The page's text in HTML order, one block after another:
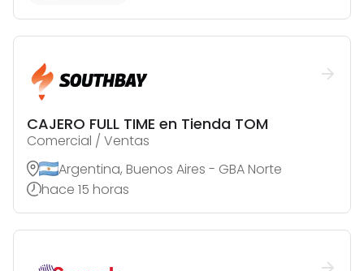
CAJERO FULL TIME en Tienda TOM
Comercial / Ventas
Argentina, Buenos Aires - GBA Norte
hace 15 horas